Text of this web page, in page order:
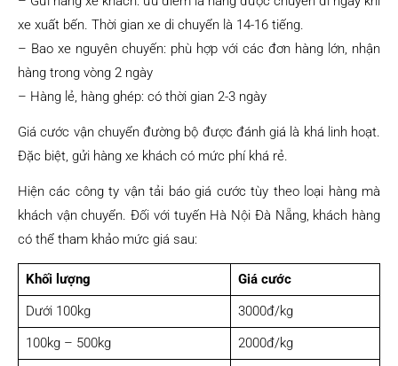
xe xuất bến. Thời gian xe di chuyển là 14-16 tiếng.
– Bao xe nguyên chuyến: phù hợp với các đơn hàng lớn, nhận
hàng trong vòng 2 ngày
– Hàng lẻ, hàng ghép: có thời gian 2-3 ngày
Giá cước vận chuyển đường bộ được đánh giá là khá linh hoạt.
Đặc biệt, gửi hàng xe khách có mức phí khá rẻ.
Hiện các công ty vận tải báo giá cước tùy theo loại hàng mà
khách vận chuyển. Đối với tuyến Hà Nội Đà Nẵng, khách hàng
có thể tham khảo mức giá sau:
Khối lượng
Giá cước
Dưới 100kg
3000đ/kg
100kg – 500kg
2000đ/kg